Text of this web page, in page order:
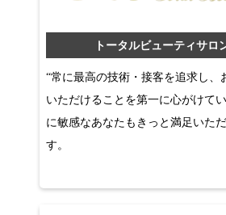
トータルビューティサロ
“常に最高の技術・接客を追求し、
いただけることを第一に心がけて
に敏感なあなたもきっと満足いた
す。